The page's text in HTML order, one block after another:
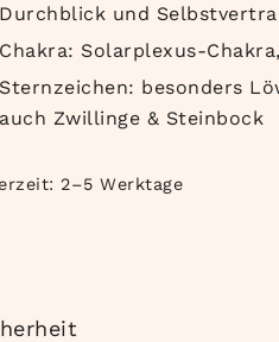
Durchblick und
Chakra: Solarplexus-
Sternzeichen: besonders
auch Zwillinge & Steinbock
2–5 Werktage